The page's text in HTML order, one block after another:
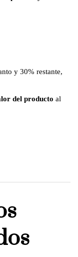
y 30% restante,
del producto al